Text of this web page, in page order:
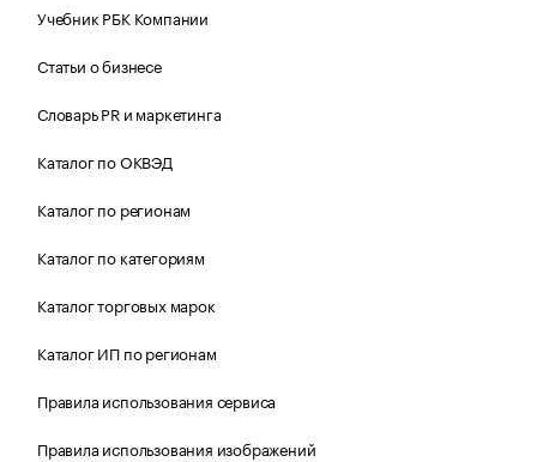
Учебник РБК Компании
Статьи о бизнесе
Словарь PR и маркетинга
Каталог по ОКВЭД
Каталог по регионам
Каталог по категориям
Каталог торговых марок
Каталог ИП по регионам
Правила использования сервиса
Правила использования изображений